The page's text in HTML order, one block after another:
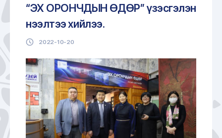
“ЭХ ОРОНЧДЫН ӨДӨР” үзэсгэлэн
нээлтээ хийлээ.
2022-10-20